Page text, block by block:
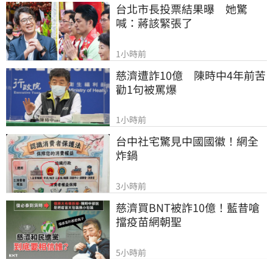
台北市長投票結果曝　她驚
喊：蔣該緊張了
1小時前
慈濟遭詐10億　陳時中4年前苦
勸1句被罵爆
1小時前
台中社宅驚見中國國徽！網全
炸鍋
3小時前
慈濟買BNT被詐10億！藍昔嗆
擋疫苗網朝聖
5小時前